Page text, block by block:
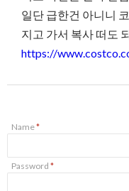
일단 급한건 아니니
지고 가서 복사 떠도
https://
Name*
Password *